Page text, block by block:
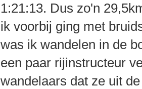
1:21:13. Dus zo'n
ik voorbij ging met
was ik wandelen in de
een paar rijinstructeur
wandelaars dat ze uit